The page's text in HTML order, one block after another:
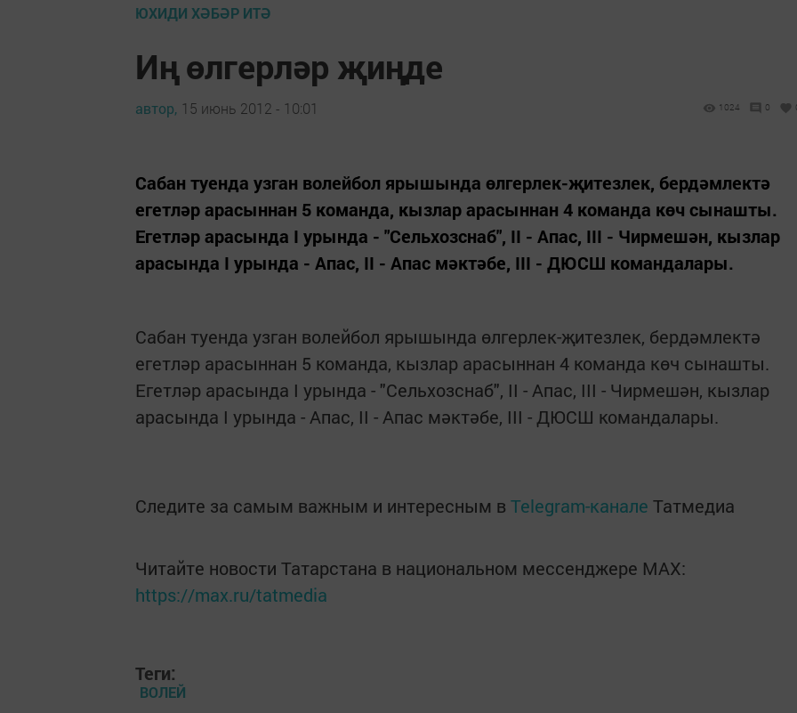
ЮХИДИ ХӘБӘР ИТӘ
Иң өлгерләр җиңде
автор, 15 июнь 2012 - 10:01 1024 0
Сабан туенда узган волейбол ярышында өлгерлек-җитезлек, бердәмлектә
егетләр арасыннан 5 команда, кызлар арасыннан 4 команда көч сынашты.
Егетләр арасында I урында - "Сельхозснаб", II - Апас, III - Чирмешән, кызлар
арасында I урында - Апас, II - Апас мәктәбе, III - ДЮСШ командалары.
Сабан туенда узган волейбол ярышында өлгерлек-җитезлек, бердәмлектә
егетләр арасыннан 5 команда, кызлар арасыннан 4 команда көч сынашты.
Егетләр арасында I урында - "Сельхозснаб", II - Апас, III - Чирмешән, кызлар
арасында I урында - Апас, II - Апас мәктәбе, III - ДЮСШ командалары.
Следите за самым важным и интересным в Telegram-канале Татмедиа
Читайте новости Татарстана в национальном мессенджере MАХ:
https://max.ru/tatmedia
Теги:
ВОЛЕЙ